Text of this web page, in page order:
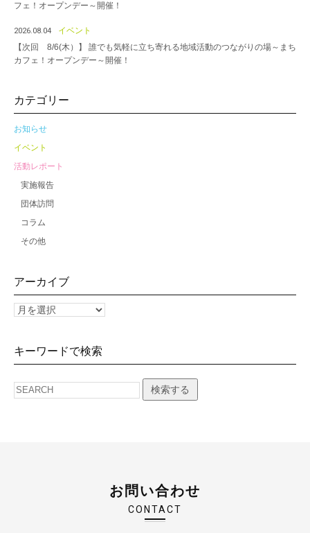
フェ！オープンデー～開催！
2026.08.04
イベント
【次回 8/6(木）】 誰でも気軽に立ち寄れる地域活動のつながりの場～まち
カフェ！オープンデー～開催！
カテゴリー
お知らせ
イベント
活動レポート
実施報告
団体訪問
コラム
その他
アーカイブ
キーワードで検索
検索する
お問い合わせ
CONTACT